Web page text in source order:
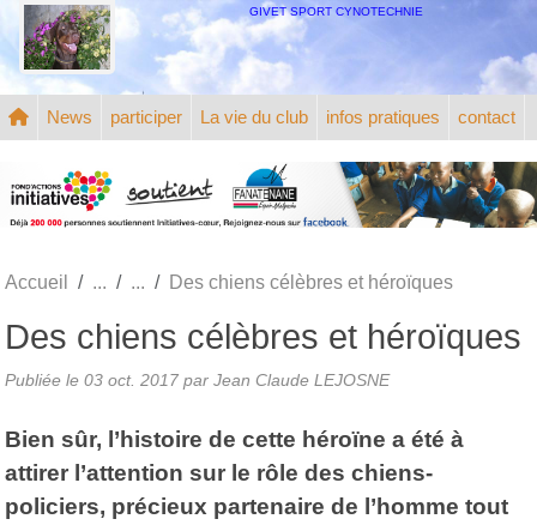
GIVET SPORT CYNOTECHNIE
News participer La vie du club infos pratiques contact
Accueil Des chiens célèbres et héroïques
Des chiens célèbres et héroïques
Publiée le 03 oct. 2017 par Jean Claude LEJOSNE
Bien sûr, l’histoire de cette héroïne a été à
attirer l’attention sur le rôle des chiens-
policiers, précieux partenaire de l’homme tout
Panneau de gestion des cookies